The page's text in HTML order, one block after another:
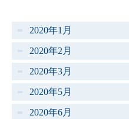
2020年1月
2020年2月
2020年3月
2020年5月
2020年6月